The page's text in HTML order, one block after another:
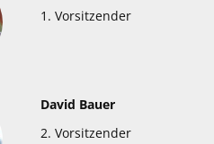
1. Vorsitzender
David Bauer
2. Vorsitzender